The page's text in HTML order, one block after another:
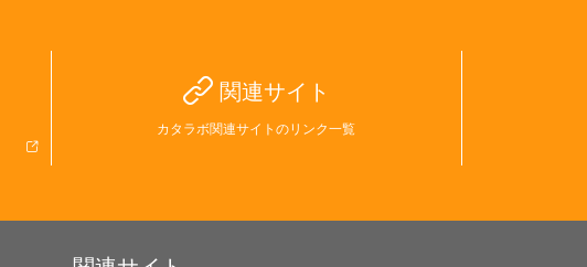
関連サイト
カタラボ関連サイトのリンク一覧